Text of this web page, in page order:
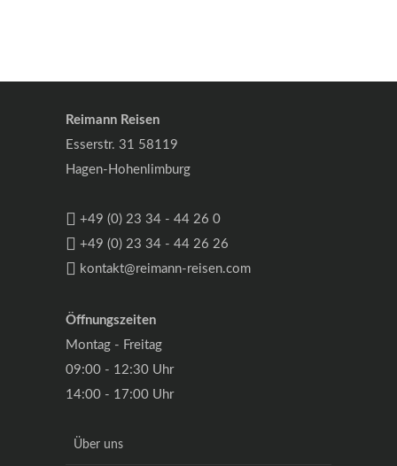
Reimann Reisen
Esserstr. 31 58119
Hagen-Hohenlimburg
+49 (0) 23 34 - 44 26 0
+49 (0) 23 34 - 44 26 26
kontakt@reimann-reisen.com
Öffnungszeiten
Montag - Freitag
09:00 - 12:30 Uhr
14:00 - 17:00 Uhr
Über uns